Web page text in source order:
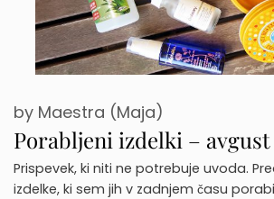
Porabljeni izdelki – avgust
by Maestra (Maja)
Prispevek, ki niti ne potrebuje uvoda.
izdelke, ki sem jih v zadnjem času